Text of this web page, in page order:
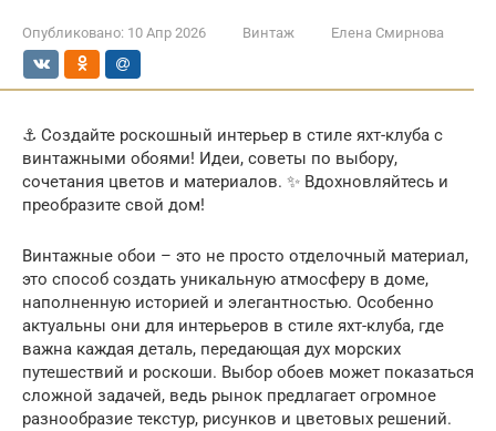
Опубликовано: 10 Апр 2026 Винтаж Елена Смирнова
⚓️ Создайте роскошный интерьер в стиле яхт-клуба с
винтажными обоями! Идеи, советы по выбору,
сочетания цветов и материалов. ✨ Вдохновляйтесь и
преобразите свой дом!
Винтажные обои – это не просто отделочный материал,
это способ создать уникальную атмосферу в доме,
наполненную историей и элегантностью. Особенно
актуальны они для интерьеров в стиле яхт-клуба, где
важна каждая деталь, передающая дух морских
путешествий и роскоши. Выбор обоев может показаться
сложной задачей, ведь рынок предлагает огромное
разнообразие текстур, рисунков и цветовых решений.